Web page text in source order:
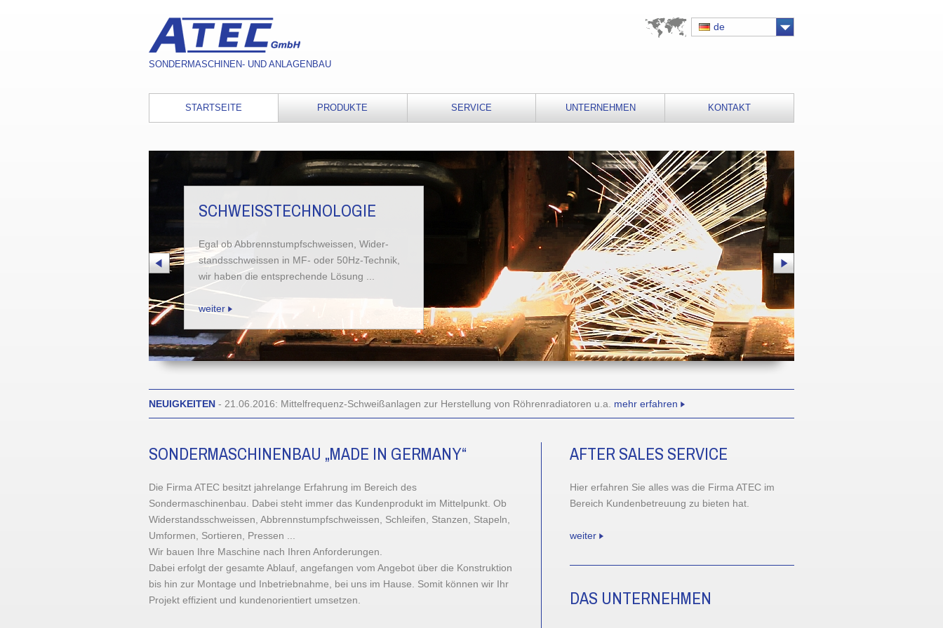
SONDERMASCHINEN- UND ANLAGENBAU
de
STARTSEITE PRODUKTE SERVICE UNTERNEHMEN KONTAKT
SCHWEISSTECHNOLOGIE
Egal ob Abbrennstumpfschweissen, Wider-
standsschweissen in MF- oder 50Hz-Technik,
wir haben die entsprechende Lösung ...
weiter
NEUIGKEITEN - 21.06.2016: Mittelfrequenz-Schweißanlagen zur Herstellung von Röhrenradiatoren u.a. mehr erfahren
SONDERMASCHINENBAU „MADE IN GERMANY“
Die Firma ATEC besitzt jahrelange Erfahrung im Bereich des
Sondermaschinenbau. Dabei steht immer das Kundenprodukt im Mittelpunkt. Ob
Widerstandsschweissen, Abbrennstumpfschweissen, Schleifen, Stanzen, Stapeln,
Umformen, Sortieren, Pressen ...
Wir bauen Ihre Maschine nach Ihren Anforderungen.
Dabei erfolgt der gesamte Ablauf, angefangen vom Angebot über die Konstruktion
bis hin zur Montage und Inbetriebnahme, bei uns im Hause. Somit können wir Ihr
Projekt effizient und kundenorientiert umsetzen.
AFTER SALES SERVICE
Hier erfahren Sie alles was die Firma ATEC im
Bereich Kundenbetreuung zu bieten hat.
weiter
DAS UNTERNEHMEN